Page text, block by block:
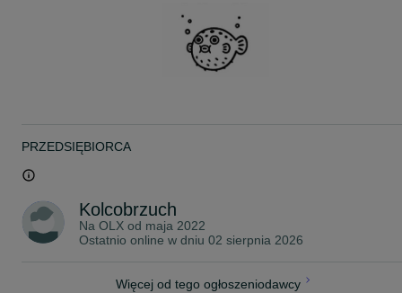
Twoje zamówienie dotrze do Ciebie bezpiecznie, ponieważ:
Rybki pakujemy w podwójne worki wypełnione czystym tlenem z
Przesyłki dostarczamy kurierem na terenie całej Polski, w pełnej
zgodności z obowiązującymi przepisami prawa.
Posiadamy wymagane uprawnienia oraz zawartą umowę, które
umożliwiają nam legalny przewóz żywych zwierząt.
Koszt wysyłki:
PRZEDSIĘBIORCA
Kolcobrzuch
Na OLX od maja 2022
Ostatnio online w dniu 02 sierpnia 2026
Więcej od tego ogłoszeniodawcy